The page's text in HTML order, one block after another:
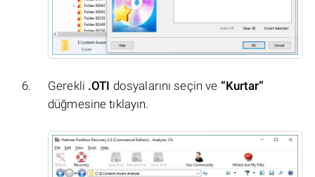
Gerekli .OTI dosyalarını seçin ve “Kurtar”
düğmesine tıklayın.